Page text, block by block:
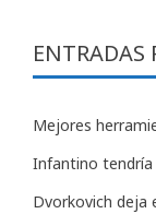
ENTRADAS
Mejores
Infantino tendría
Dvorkovich deja